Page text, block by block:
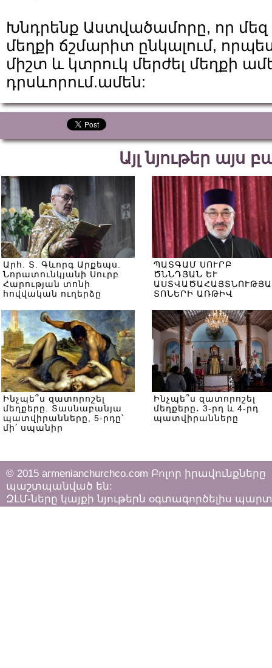
Խնդրենք Աստվածամորը, որ
մեղքի ճշմարիտ ընկալում,
միշտ և կտրուկ մերժել մեղքի
դրսևորում.ամեն:
Այլ նյութեր այս
Արհ. Տ. Գևորգ Արքեպս.
Նորատունկյանի Սուրբ
Հարության տոնի
հովվական ուղերձը
ՊԱՏԳԱՄ ՍՈՒՐԲ
ԾՆՆԴՅԱՆ ԵՒ
ՏՈՆԵՐԻ ԱՌԹԻՎ
Ինչպե՞ս զատորոշել
մեղքերը. Տասնաբանյա
պատվիրանները, 5-րդը՝
մի՛ սպանիր
Ինչպե՞ս զատորոշել
մեղքերը․ 3-րդ և 4-րդ
պատվիրանները
© 2015 armenianchurchco.com Բոլոր իրավունքները
պաշտպանված են:
ԶԼՄ-ները կայքի նյութերն օգտագործելիս